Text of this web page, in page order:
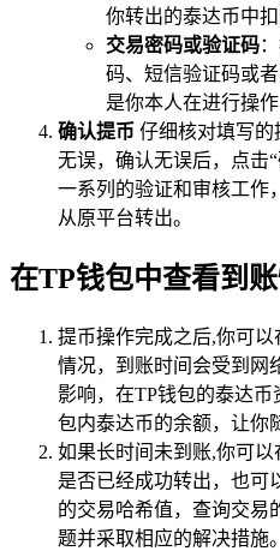
你转出的泰达币中扣
交易密码或验证码
码、短信验证码或
是你本人在进行操
确认提币 仔细核对填写的
无误，确认无误后，点击
一系列的验证和审核工作
从原平台转出。
在TP钱包中查看到
提币操作完成之后,你可
情况，到账时间会受到网
影响，在TP钱包的泰达
包内泰达币的余额，让你
如果长时间未到账,你可
是否已经成功转出，也可
的交易哈希值，查询交易
题并采取相应的解决措施。